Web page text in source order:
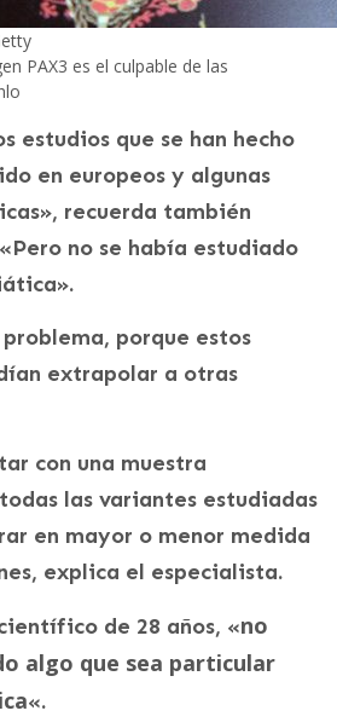
PAX3 es el culpable de las
estudios que se han hecho
en europeos y algunas
recuerda también
no se había estudiado
porque estos
extrapolar a otras
con una muestra
las variantes estudiadas
en mayor o menor medida
explica el especialista.
de 28 años, «no
algo que sea particular
«.